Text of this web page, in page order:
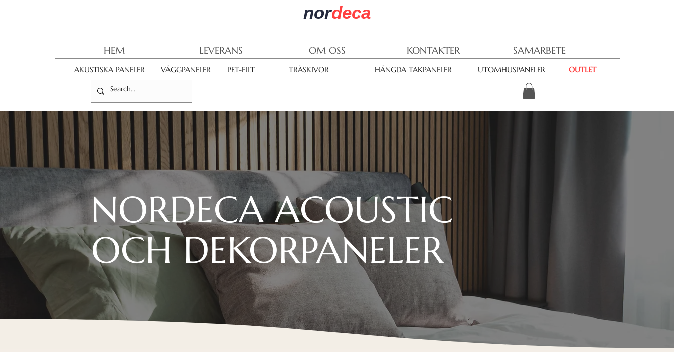
nordeca
HEM LEVERANS OM OSS KONTAKTER SAMARBETE
AKUSTISKA PANELER VÄGGPANELER PET-FILT TRÄSKIVOR HÄNGDA TAKPANELER UTOMHUSPANELER OUTLET
NORDECA ACOUSTIC
OCH DEKORPANELER